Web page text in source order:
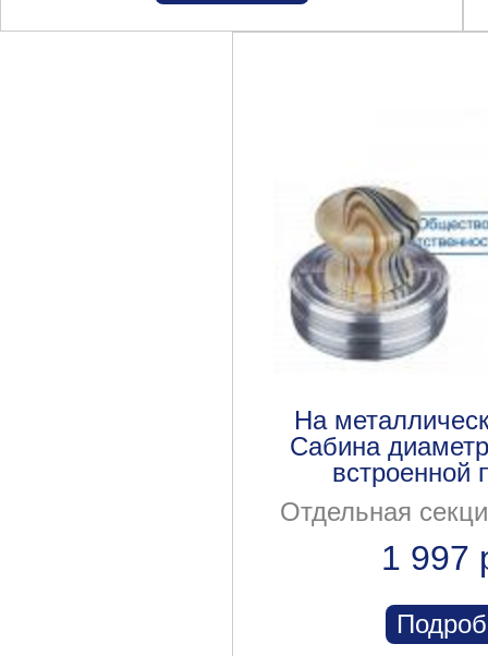
На
Сабина
встроенной
Отдельная
1 997